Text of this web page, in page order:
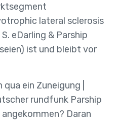
lateral sclerosis
eDarling & Parship
ist und bleibt vor
ein Zuneigung |
rundfunk Parship
Daran